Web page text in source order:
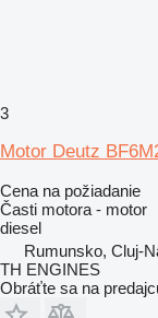
3
Motor Deutz
Cena na požiadanie
Časti motora - motor
diesel
Rumunsko, Cluj-
TH ENGINES
Obráťte sa na